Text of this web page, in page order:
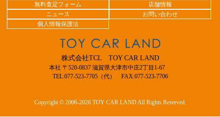
無料査定フォーム
店舗情報
ニュース
お問い合わせ
個人情報保護法
株式会社TCL TOY CAR LAND
本社 〒520-0837 滋賀県大津市中庄2丁目1-67
TEL:077-523-7705（代） FAX:077-523-7706
Copyright © 2006-2026 TOY CAR LAND All Rights Reserved.